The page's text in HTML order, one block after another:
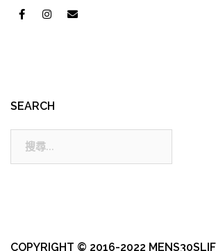
SEARCH
COPYRIGHT © 2016-2022